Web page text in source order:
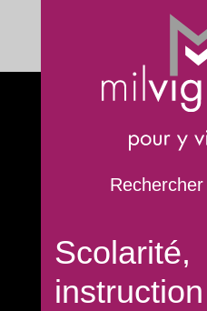
Scolarité,
instruction